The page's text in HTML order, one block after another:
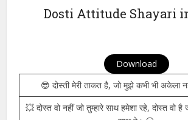
😈 तुम्हारे प्यार में खोने के बाद भी, मैं वही ऐटिटूड
😘 तुम हो मेरी दुनिया, और मेरा ऐटिटूड तुम्हारी
Dosti Attitude Shayari